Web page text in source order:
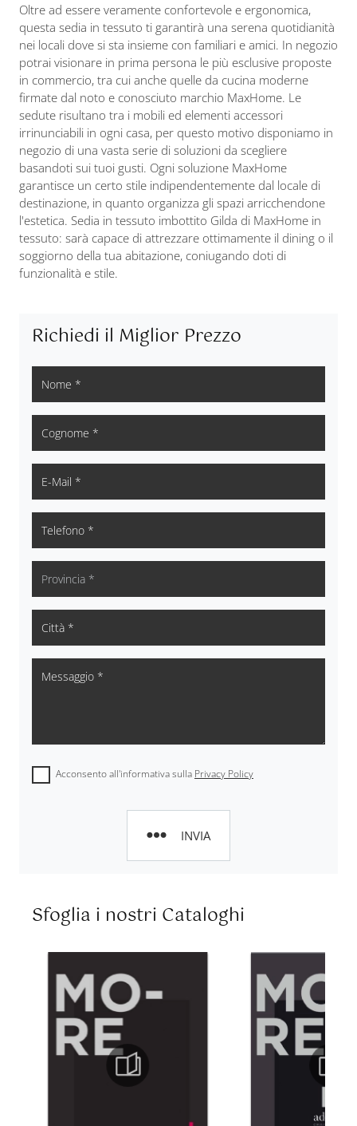
Oltre ad essere veramente confortevole e ergonomica,
questa sedia in tessuto ti garantirà una serena quotidianità
nei locali dove si sta insieme con familiari e amici. In negozio
potrai visionare in prima persona le più esclusive proposte
in commercio, tra cui anche quelle da cucina moderne
firmate dal noto e conosciuto marchio MaxHome. Le
sedute risultano tra i mobili ed elementi accessori
irrinunciabili in ogni casa, per questo motivo disponiamo in
negozio di una vasta serie di soluzioni da scegliere
basandoti sui tuoi gusti. Ogni soluzione MaxHome
garantisce un certo stile indipendentemente dal locale di
destinazione, in quanto organizza gli spazi arricchendone
l'estetica. Sedia in tessuto imbottito Gilda di MaxHome in
tessuto: sarà capace di attrezzare ottimamente il dining o il
soggiorno della tua abitazione, coniugando doti di
funzionalità e stile.
Richiedi il Miglior Prezzo
Acconsento all'informativa sulla Privacy Policy
INVIA
Sfoglia i nostri Cataloghi